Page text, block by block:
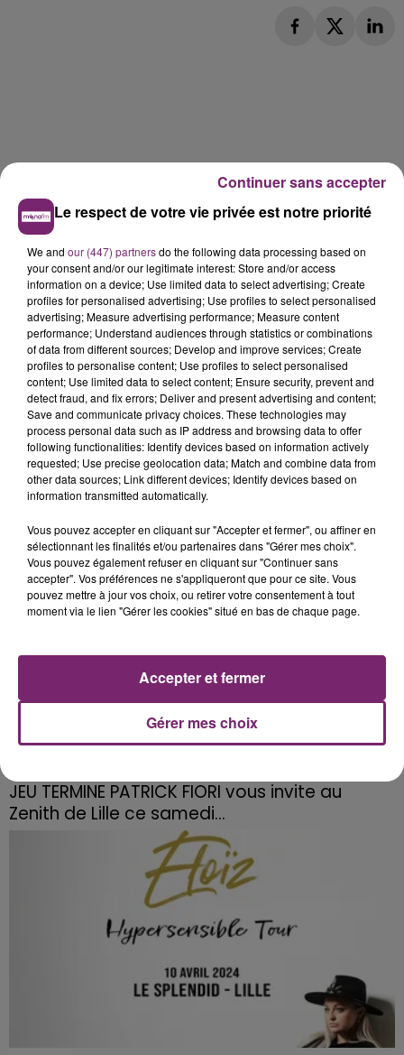
LES AUTRES JEUX >
JEU TERMINE PATRICK FIORI vous invite au
Zenith de Lille ce samedi...
Le respect de votre vie privée est notre priorité
We and our (447) partnersdo the following data processing based on
your consent and/or our legitimate interest: Store and/or access
information on a device; Use limited data to select advertising; Create
profiles for personalised advertising; Use profiles to select personalised
advertising; Measure advertising performance; Measure content
performance; Understand audiences through statistics or combinations
of data from different sources; Develop and improve services; Create
profiles to personalise content; Use profiles to select personalised
content; Use limited data to select content; Ensure security, prevent and
detect fraud, and fix errors; Deliver and present advertising and content;
Save and communicate privacy choices. These technologies may
process personal data such as IP address and browsing data to offer
following functionalities: Identify devices based on information actively
requested; Use precise geolocation data; Match and combine data from
other data sources; Link different devices; Identify devices based on
information transmitted automatically.
Vous pouvez accepter en cliquant sur "Accepter et fermer", ou affiner en
sélectionnant les finalités et/ou partenaires dans "Gérer mes choix".
Vous pouvez également refuser en cliquant sur "Continuer sans
accepter". Vos préférences ne s'appliqueront que pour ce site. Vous
pouvez mettre à jour vos choix, ou retirer votre consentement à tout
moment via le lien "Gérer les cookies" situé en bas de chaque page.
Gérer mes choix
Accepter et fermer
Continuer sans accepter